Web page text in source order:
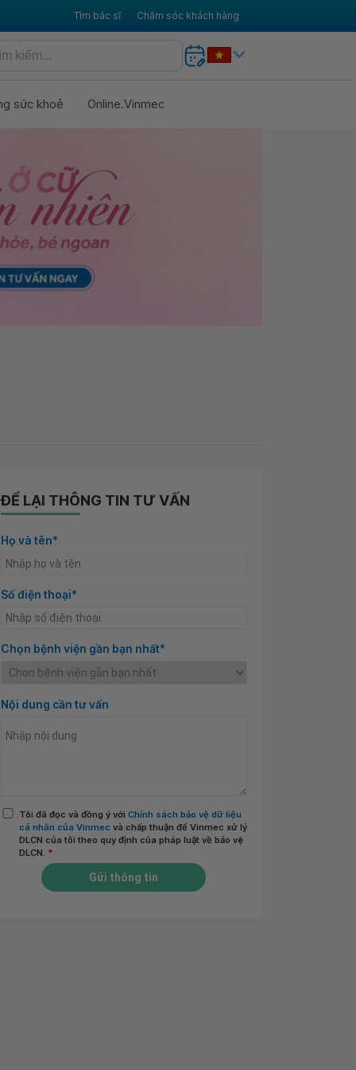
Tìm bác sĩ Chăm sóc khách hàng
sức khoẻ Online.Vinmec
ĐỂ LẠI THÔNG TIN TƯ VẤN
Họ và tên*
Số điện thoại*
Chọn bệnh viện gần bạn nhất*
Nội dung cần tư vấn
Tôi đã đọc và đồng ý với Chính sách bảo vệ dữ liệu
cá nhân của Vinmec và chấp thuận để Vinmec xử lý
DLCN của tôi theo quy định của pháp luật về bảo vệ
DLCN. *
Gửi thông tin